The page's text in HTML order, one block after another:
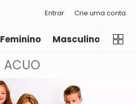
Entrar Crie uma conta
Feminino Masculino
ACUO